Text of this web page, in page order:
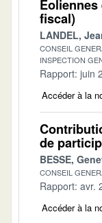
fiscal)
LANDEL,
CONSEIL
INSPECTION
Rapport: juin
Accéder à la
de
BESSE,
CONSEIL
Rapport: avr.
Accéder à la